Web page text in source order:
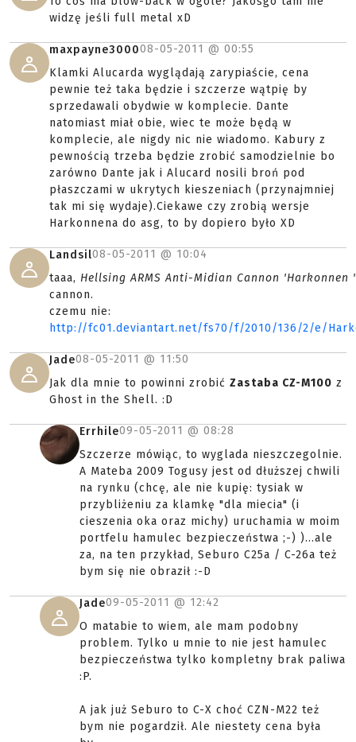
widzę jeśli full metal xD
maxpayne300008-05-2011 @ 00:55
Klamki Alucarda wyglądają zarypiaście, cena
pewnie też taka będzie i szczerze wątpię by
sprzedawali obydwie w komplecie. Dante
natomiast miał obie, wiec te może będą w
komplecie, ale nigdy nic nie wiadomo. Kabury z
pewnością trzeba będzie zrobić samodzielnie bo
zarówno Dante jak i Alucard nosili broń pod
płaszczami w ukrytych kieszeniach (przynajmniej
tak mi się wydaje).Ciekawe czy zrobią wersje
Harkonnena do asg, to by dopiero było XD
Landsil08-05-2011 @ 10:04
taaa, Hellsing ARMS Anti-Midian Cannon 'Harkonnen '
cannon.
czemu nie:
http://fc01.deviantart.net/fs70/f/2010/136/2/e/
Jade08-05-2011 @ 11:50
Jak dla mnie to powinni zrobić Zastaba CZ-M100 z
Ghost in the Shell. :D
Errhile09-05-2011 @ 08:28
Szczerze mówiąc, to wyglada nieszczegolnie.
A Mateba 2009 Togusy jest od dłuższej chwili
na rynku (chcę, ale nie kupię: tysiak w
przybliżeniu za klamkę "dla miecia" (i
cieszenia oka oraz michy) uruchamia w moim
portfelu hamulec bezpieczeństwa ;-) )...ale
za, na ten przykład, Seburo C25a / C-26a też
bym się nie obraził :-D
Jade09-05-2011 @ 12:42
O matabie to wiem, ale mam podobny
problem. Tylko u mnie to nie jest hamulec
bezpieczeństwa tylko kompletny brak paliwa
:P.
A jak już Seburo to C-X choć CZN-M22 też
bym nie pogardził. Ale niestety cena była